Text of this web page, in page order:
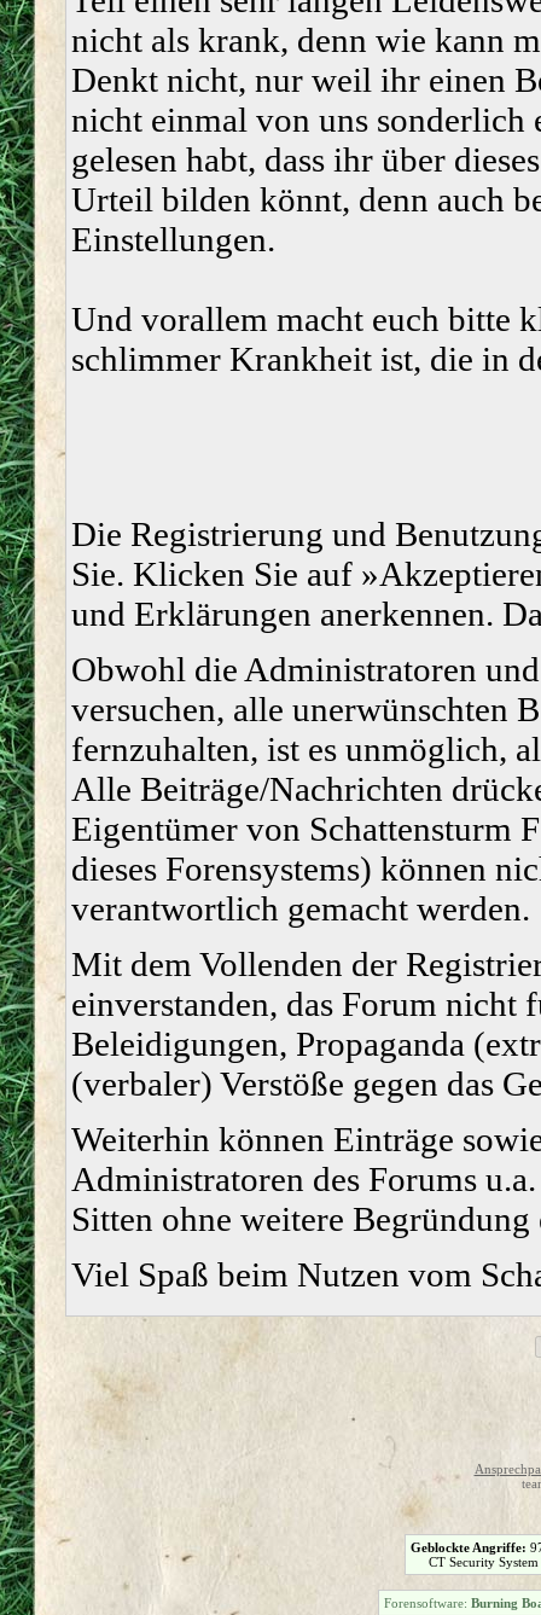
nicht als krank, denn wie kann
Denkt nicht, nur weil ihr einen
nicht einmal von uns sonderlich
gelesen habt, dass ihr über
Urteil bilden könnt, denn auch
Einstellungen.
Und vorallem macht euch bitte
schlimmer Krankheit ist, die in
Die Registrierung und
Sie. Klicken Sie auf
und Erklärungen anerkennen.
Obwohl die Administratoren
versuchen, alle unerwünschten
fernzuhalten, ist es unmöglich,
Alle Beiträge/Nachrichten
Eigentümer von Schattensturm
dieses Forensystems) können
verantwortlich gemacht werden.
Mit dem Vollenden der
einverstanden, das Forum nicht
Beleidigungen, Propaganda
(verbaler) Verstöße gegen das
Weiterhin können Einträge
Administratoren des Forums
Sitten ohne weitere
Viel Spaß beim Nutzen vom
Geblockte Angriffe:
CT Security
Forensoftware: Burning